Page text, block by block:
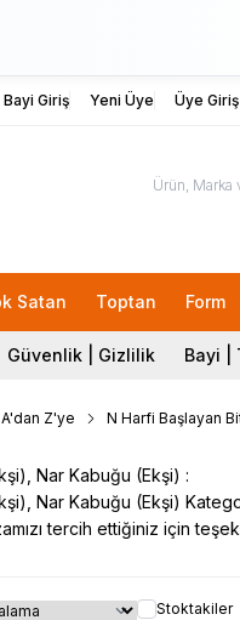
Bayi Giriş Yeni Üye Üye Giriş
Satan Toptan Form
Güvenlik | Gizlilik Bayi |
Z'ye N Harfi Başlayan
Nar Kabuğu (Ekşi) :
Nar Kabuğu (Ekşi)
tercih ettiğiniz için
Stoktakiler